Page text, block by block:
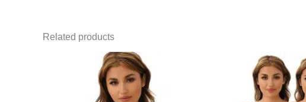
Related products